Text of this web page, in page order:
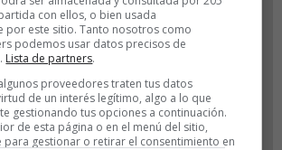
ACCEDER
tu contraseña?
con ellos, o bien usada
por este sitio. Tanto nosotros como
podemos usar datos precisos de
Lista de partners.
proveedores traten tus datos
de un interés legítimo, algo a lo que
gestionando tus opciones a continuación.
de esta página o en el menú del sitio,
para gestionar o retirar el consentimiento en